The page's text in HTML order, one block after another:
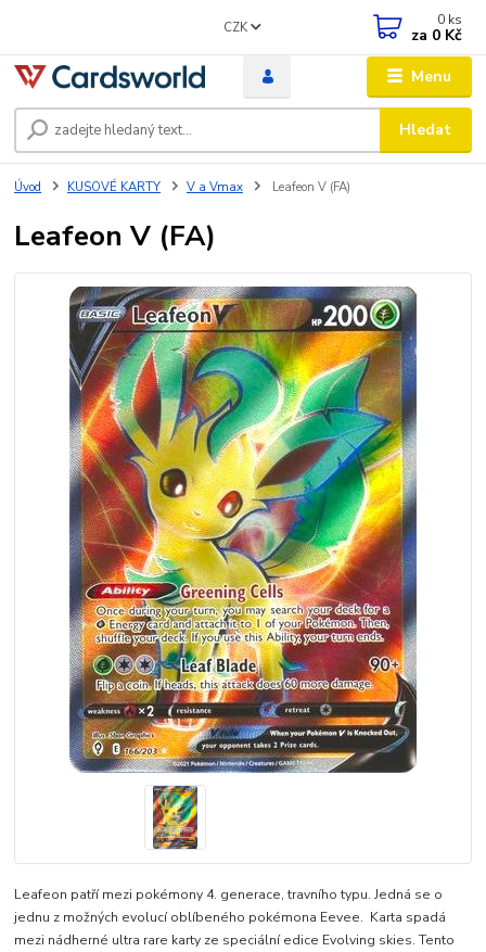
Menu
CZK
Hledat
0 ks
za 0 Kč
Úvod KUSOVÉ KARTY V a Vmax Leafeon V (FA)
Leafeon V (FA)
Leafeon patří mezi pokémony 4. generace, travního typu. Jedná se o
jednu z možných evolucí oblíbeného pokémona Eevee. Karta spadá
mezi nádherné ultra rare karty ze speciální edice Evolving skies. Tento